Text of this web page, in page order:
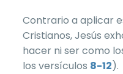
Contrario a aplicar
Cristianos, Jesús
hacer ni ser como
los versículos 8-12).